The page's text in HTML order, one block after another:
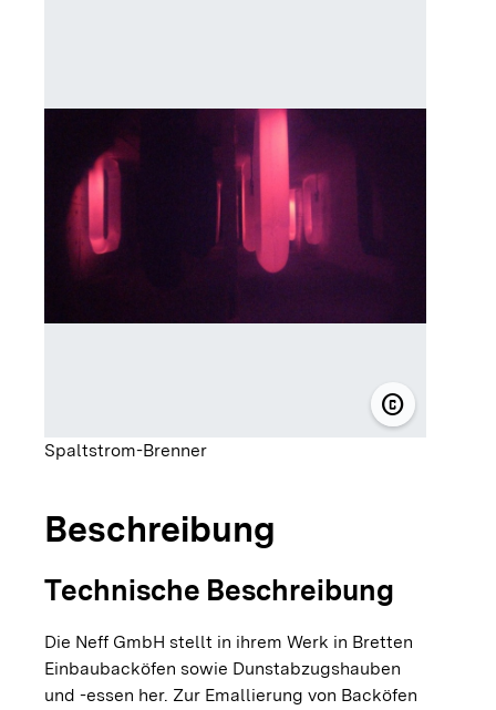
copyright© Neff
Spaltstrom-Brenner
Beschreibung
Technische Beschreibung
Die Neff GmbH stellt in ihrem Werk in Bretten
Einbaubacköfen sowie Dunstabzugshauben
und -essen her. Zur Emallierung von Backöfen